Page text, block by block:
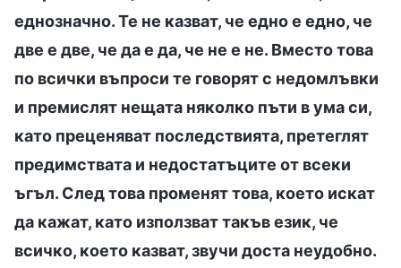
еднозначно. Те не казват, че едно е едно, че
две е две, че да е да, че не е не. Вместо това
по всички въпроси те говорят с недомлъвки
и премислят нещата няколко пъти в ума си,
като преценяват последствията, претеглят
предимствата и недостатъците от всеки
ъгъл. След това променят това, което искат
да кажат, като използват такъв език, че
всичко, което казват, звучи доста неудобно.